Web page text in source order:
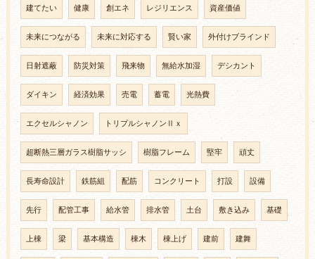
建てたい 健康 創エネ レジリエンス 資産価値
未来につながる 未来に対応する 賢い家 外付けブラインド
日射遮蔽 防災対策 飛来物 無給水加湿 デシカント
ダイキン 経済効果 売電 蓄電 光熱費
エクセルシャノン トリプルシャノンⅡｘ
超断熱三層ガラス樹脂サッシ 樹脂フレーム 堅牢 頑丈
長寿命設計 鉄筋組 配筋 コンクリート 打設 設備
先行 配管工事 給水管 排水管 土台 敷き込み 基礎
上棟 梁 基本構造 棟木 棟上げ 建前 建舞